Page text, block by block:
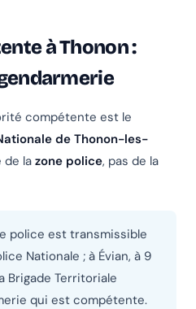
à Thonon :
compétente est le
de Thonon-les-
de la zone police, pas de la
police est transmissible
Nationale ; à Évian, à 9
Brigade Territoriale
qui est compétente.